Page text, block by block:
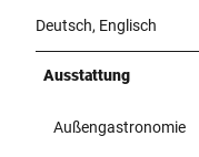
Deutsch, Englisch
Ausstattung
Außengastronomie